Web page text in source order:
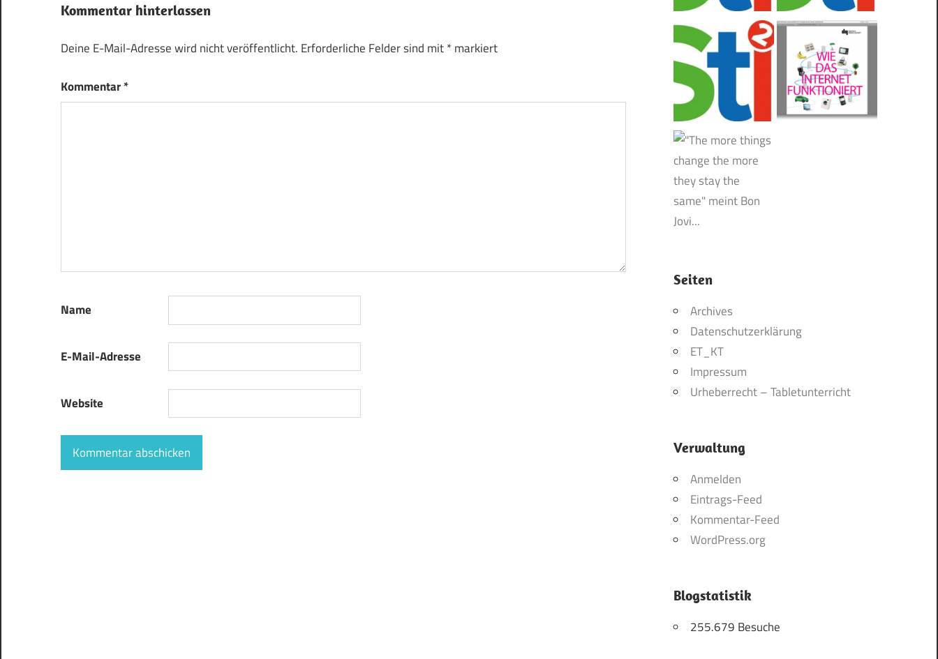
Kommentar hinterlassen
Deine E-Mail-Adresse wird nicht veröffentlicht. Erforderliche Felder sind mit*markiert
Kommentar*
Name
E-Mail-Adresse
Website
Seiten
Archives
Datenschutzerklärung
ET_KT
Impressum
Urheberrecht – Tabletunterricht
Verwaltung
Anmelden
Eintrags-Feed
Kommentar-Feed
WordPress.org
Blogstatistik
255.679 Besuche